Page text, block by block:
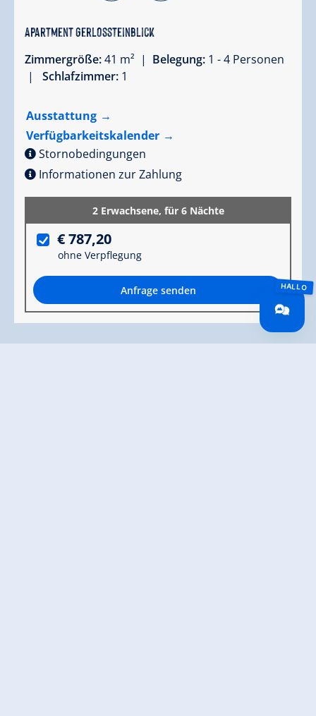
Apartment Gerlossteinblick
Zimmergröße:41 m² | Belegung: 1 - 4 Personen
|
Schlafzimmer: 1
Ausstattung
Verfügbarkeitskalender
Stornobedingungen
Informationen zur Zahlung
2 Erwachsene, für 6 Nächte
€ 787,20
ohne Verpflegung
Anfrage senden